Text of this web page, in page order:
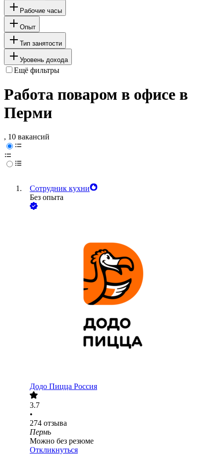
Рабочие часы
Опыт
Тип занятости
Уровень дохода
Ещё фильтры
Работа поваром в офисе в
Перми
, 10 вакансий
Сотрудник кухни
Без опыта
Додо Пицца Россия
3.7
•
274 отзыва
Пермь
Можно без резюме
Откликнуться